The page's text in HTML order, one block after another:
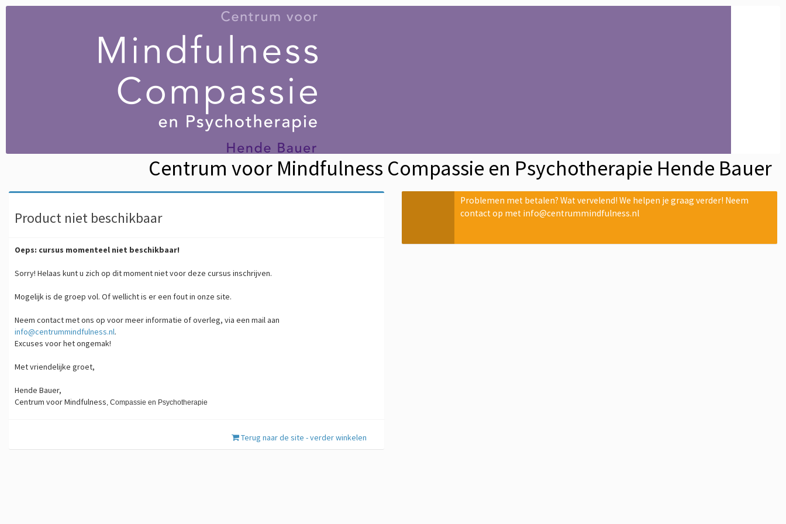
Centrum voor Mindfulness Compassie en Psychotherapie Hende Bauer
Product niet beschikbaar
Oeps: cursus momenteel niet beschikbaar!
Sorry! Helaas kunt u zich op dit moment niet voor deze cursus inschrijven.
Mogelijk is de groep vol. Of wellicht is er een fout in onze site.
Neem contact met ons op voor meer informatie of overleg, via een mail aan
info@centrummindfulness.nl.
Excuses voor het ongemak!
Met vriendelijke groet,
Hende Bauer,
Centrum voor Mindfulness, ​Compassie en Psychotherapie
Terug naar de site - verder winkelen
Problemen met betalen? Wat vervelend! We helpen je graag verder! Neem
contact op met info@centrummindfulness.nl